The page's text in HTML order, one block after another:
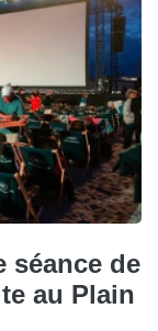
séance de
au Plain